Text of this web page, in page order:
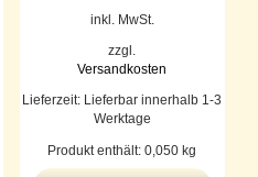
inkl. MwSt.
zzgl.
Versandkosten
Lieferzeit:
Lieferbar innerhalb 1-3
Werktage
Produkt enthält: 0,050kg